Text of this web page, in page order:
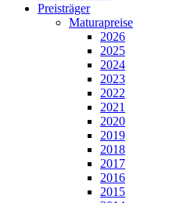
Preisträger
Maturapreise
2026
2025
2024
2023
2022
2021
2020
2019
2018
2017
2016
2015